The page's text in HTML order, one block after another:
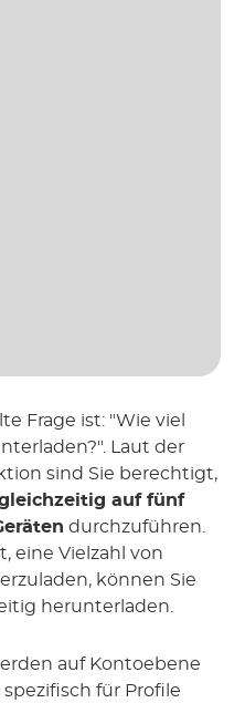
Frage ist: "Wie viel
Laut der
sind Sie berechtigt,
auf fünf
durchzuführen.
eine Vielzahl von
können Sie
herunterladen.
auf Kontoebene
für Profile